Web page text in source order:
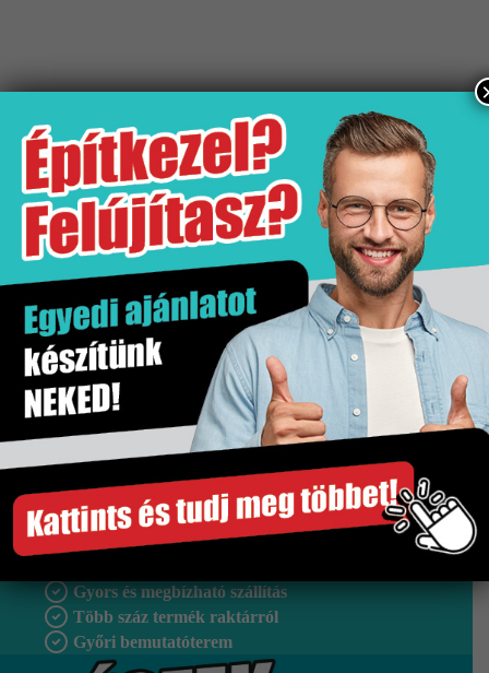
Tömeg 25,63 kg
Értékesítési egység doboz
Fagyálló Nem
Hatás Márvány hatás
Kiszerelés 1.62 m2
Mennyiségi egység m2
Méret 300×600 mm
Falburkolat
Gyors és megbízható szállítás
Több száz termék raktárról
Győri bemutatóterem